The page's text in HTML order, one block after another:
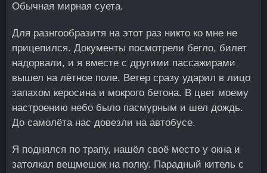
Обычная мирная суета.
Для разнгообразитя на этот раз никто ко мне не
прицепился. Документы посмотрели бегло, билет
надорвали, и я вместе с другими пассажирами
вышел на лётное поле. Ветер сразу ударил в лицо
запахом керосина и мокрого бетона. В цвет моему
настроению небо было пасмурным и шел дождь.
До самолёта нас довезли на автобусе.
Я поднялся по трапу, нашёл своё место у окна и
затолкал вещмешок на полку. Парадный китель с